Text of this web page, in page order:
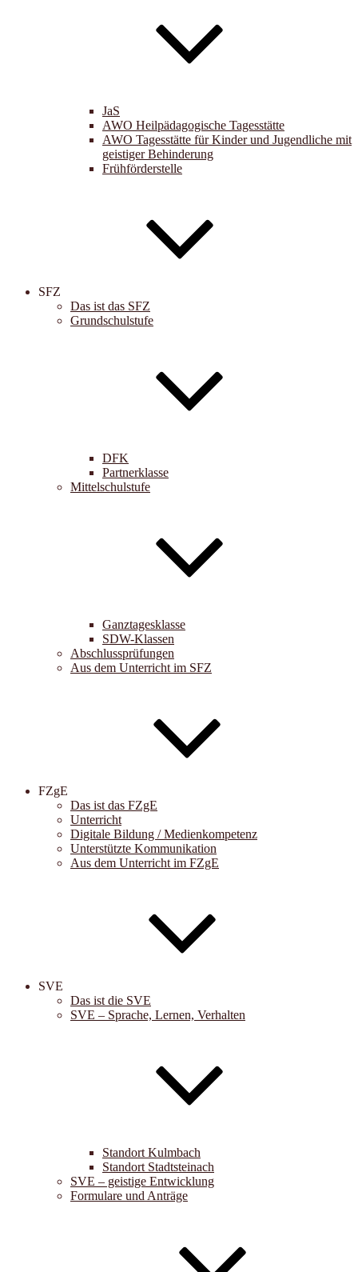
JaS
AWO Heilpädagogische Tagesstätte
AWO Tagesstätte für Kinder und Jugendliche mit
geistiger Behinderung
Frühförderstelle
SFZ
Das ist das SFZ
Grundschulstufe
DFK
Partnerklasse
Mittelschulstufe
Ganztagesklasse
SDW-Klassen
Abschlussprüfungen
Aus dem Unterricht im SFZ
FZgE
Das ist das FZgE
Unterricht
Digitale Bildung / Medienkompetenz
Unterstützte Kommunikation
Aus dem Unterricht im FZgE
SVE
Das ist die SVE
SVE – Sprache, Lernen, Verhalten
Standort Kulmbach
Standort Stadtsteinach
SVE – geistige Entwicklung
Formulare und Anträge